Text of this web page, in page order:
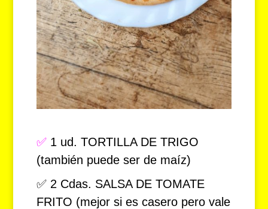
✅ 1 ud. TORTILLA DE TRIGO
(también puede ser de maíz)
✅ 2 Cdas. SALSA DE TOMATE
FRITO (mejor si es casero pero vale